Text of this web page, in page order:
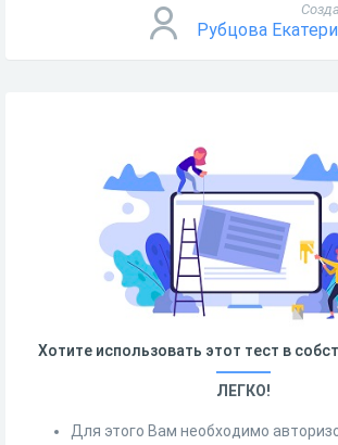
Рубцова
Хотите использовать этот тест в
ЛЕГКО!
Для этого Вам необходимо